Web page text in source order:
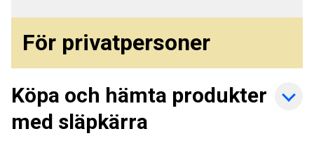
För privatpersoner
Köpa och hämta produkter
med släpkärra